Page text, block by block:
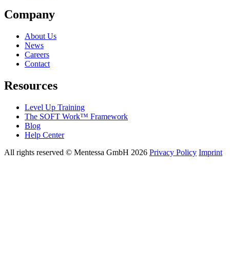
Company
About Us
News
Careers
Contact
Resources
Level Up Training
The SOFT Work™ Framework
Blog
Help Center
All rights reserved © Mentessa GmbH 2026 Privacy Policy Imprint